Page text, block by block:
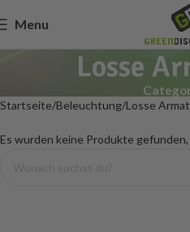
Menu
Losse
Startseite Beleuchtung Losse
Es wurden keine Produkte